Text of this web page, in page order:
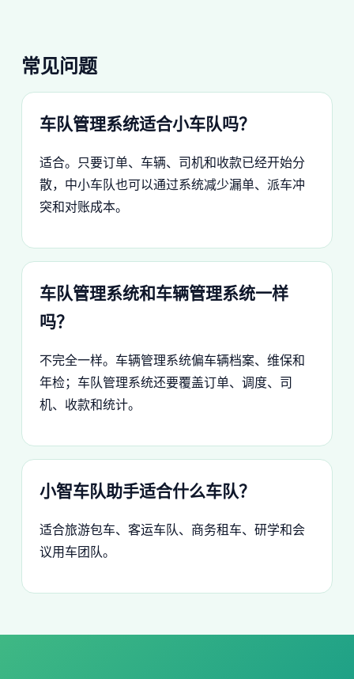
常见问题
车队管理系统适合小车队吗？
适合。只要订单、车辆、司机和收款已经开始分
散，中小车队也可以通过系统减少漏单、派车冲
突和对账成本。
车队管理系统和车辆管理系统一样
吗？
不完全一样。车辆管理系统偏车辆档案、维保和
年检；车队管理系统还要覆盖订单、调度、司
机、收款和统计。
小智车队助手适合什么车队？
适合旅游包车、客运车队、商务租车、研学和会
议用车团队。